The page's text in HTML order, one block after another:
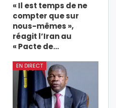
« Il est temps de ne
compter que sur
nous-mêmes »,
réagit l’Iran au
« Pacte de…
EN DIRECT